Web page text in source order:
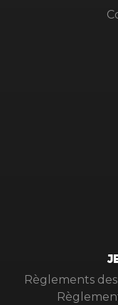
Règlements